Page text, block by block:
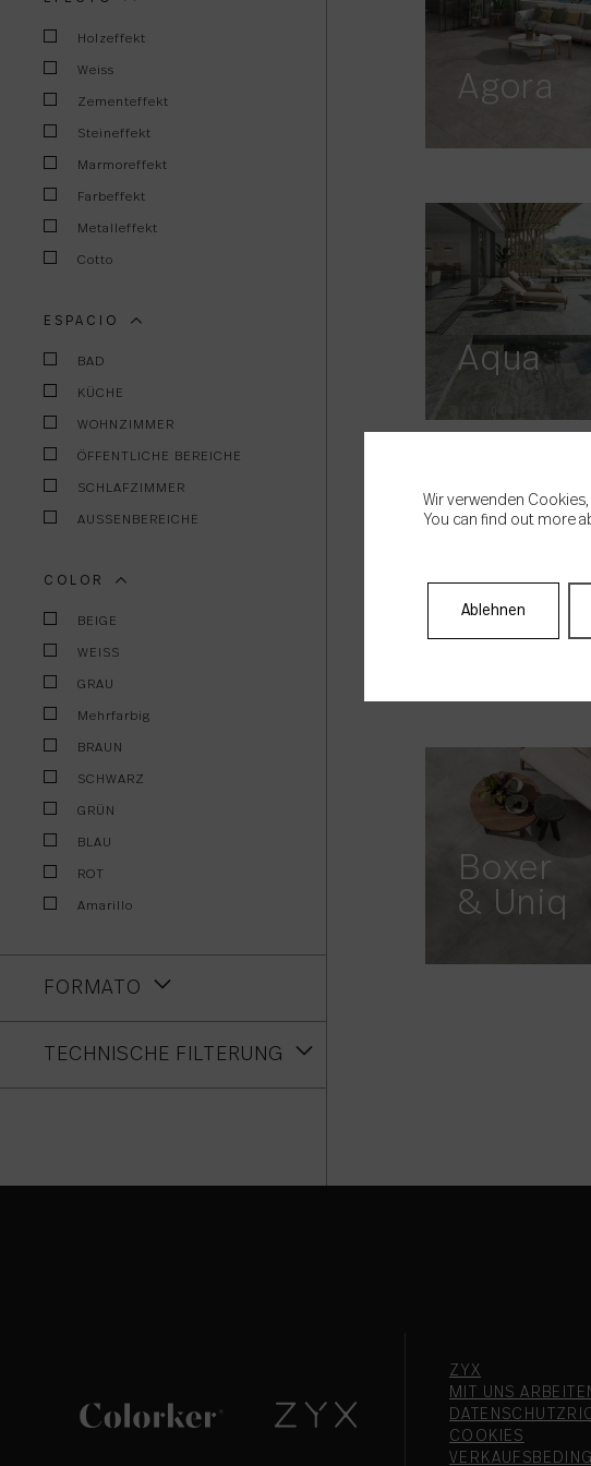
Holzeffekt
Weiss
Zementeffekt
Steineffekt
Marmoreffekt
Farbeffekt
Metalleffekt
Cotto
ESPACIO
BAD
KÜCHE
WOHNZIMMER
ÖFFENTLICHE BEREICHE
SCHLAFZIMMER
AUSSENBEREICHE
COLOR
BEIGE
WEISS
GRAU
Mehrfarbig
BRAUN
SCHWARZ
GRÜN
BLAU
ROT
Amarillo
FORMATO
TECHNISCHE FILTERUNG
Agora
Aqua
Athena
Boxer
& Uniq
ZYX
MIT UNS
COOKIES
Wir verwenden
You can find out more
Ablehnen